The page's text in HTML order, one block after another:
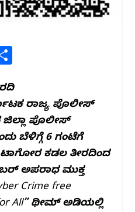
ar
e ರಾಜ್ಯ ಪೊಲೀಸ್
ಪೊಲೀಸ್
ಬೆಳಿಗ್ಗೆ 6 ಗಂಟೆಗೆ
ಟಾಗೋರ ಕಡಲ ತೀರದಿಂದ
ಅಪರಾಧ ಮುಕ್ತ
Crime free
for All” ಥೀಮ್‌ ಅಡಿಯಲ್ಲಿ